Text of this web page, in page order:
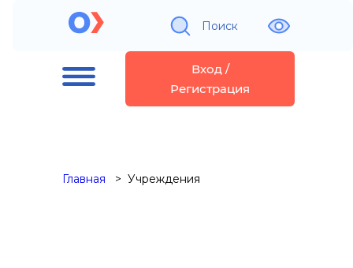
Поиск
Вход /
Регистрация
Главная Учреждения